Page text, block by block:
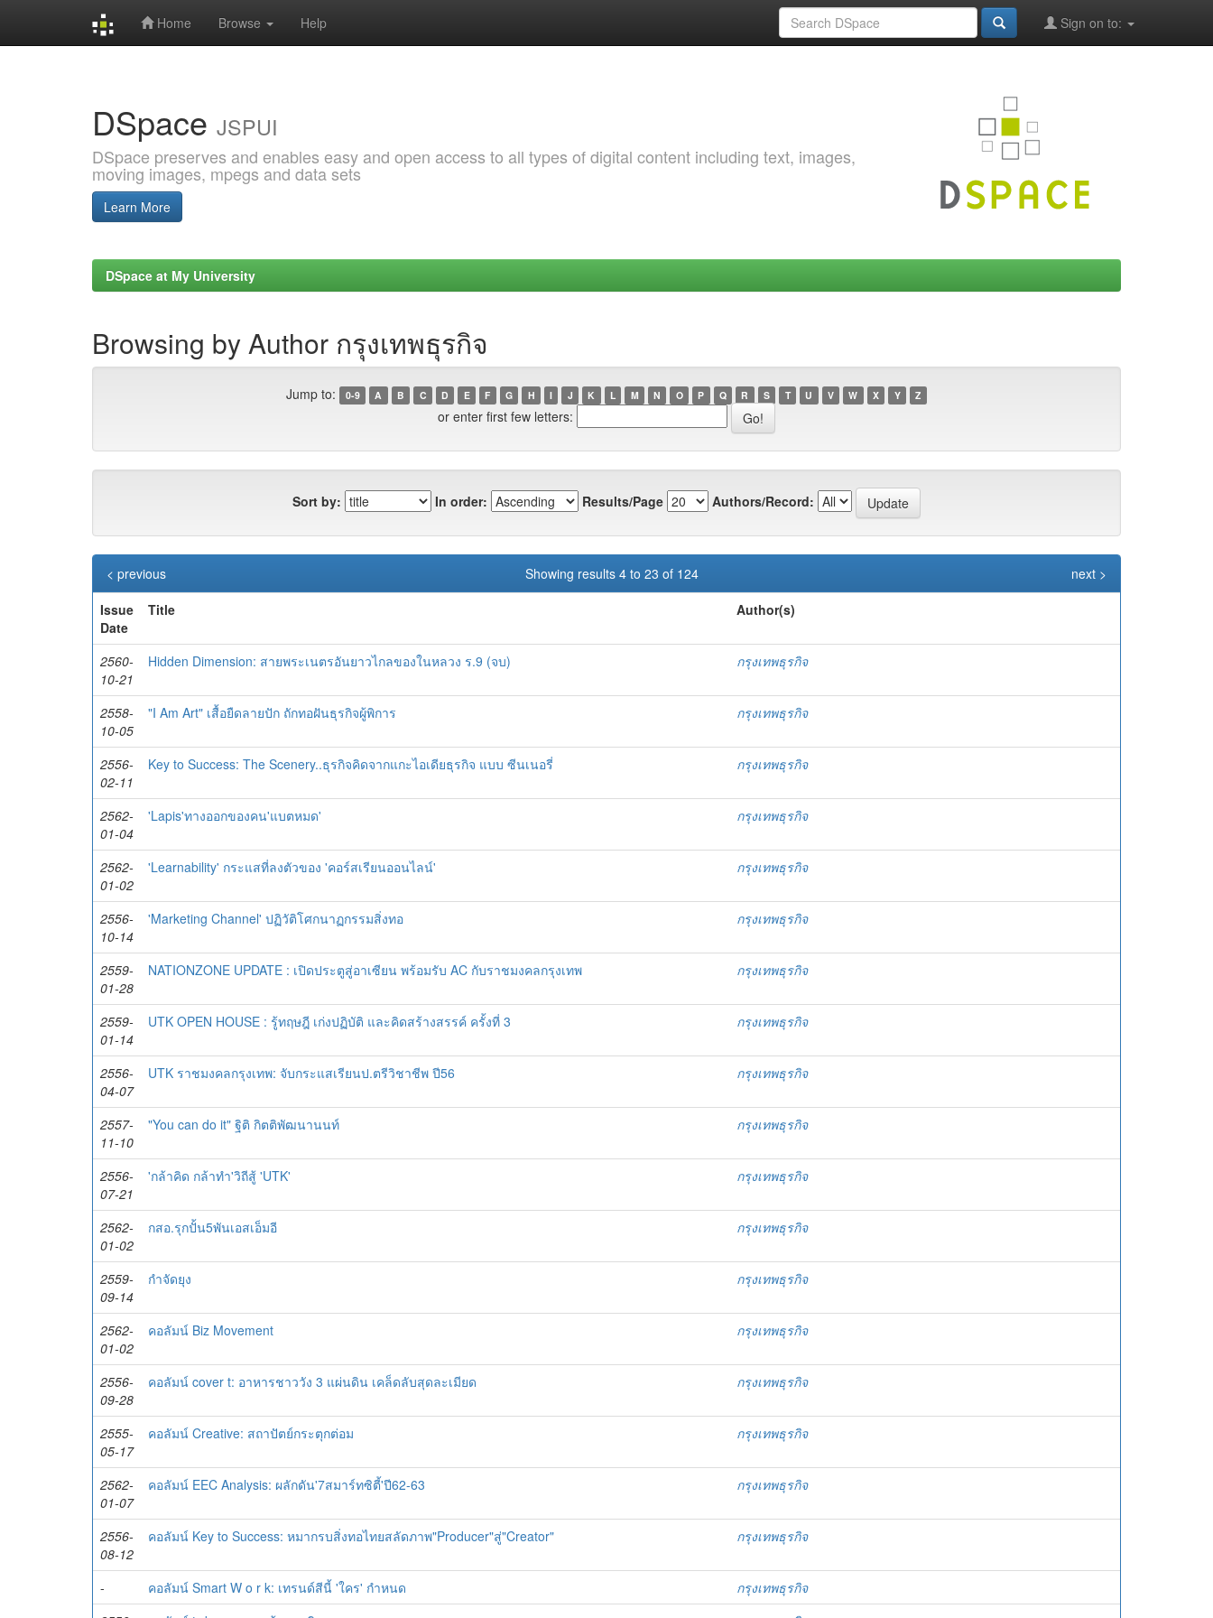
Home Browse Help Sign on to:
DSpace JSPUI
DSpace preserves and enables easy and open access to all types of digital content including text, images,
moving images, mpegs and data sets
Learn More
DSpace at My University
Browsing by Author กรุงเทพธุรกิจ
Jump to: 0-9 A B C D E F G H I J K L M N O P Q R S T U V W X Y Z
or enter first few letters:
Sort by: In order: Results/Page Authors/Record:
Showing results 4 to 23 of 124
< previous
next >
Issue
Date
Title Author(s)
2560-
10-21
Hidden Dimension: สายพระเนตรอันยาวไกลของในหลวง ร.9 (จบ) กรุงเทพธุรกิจ
2558-
10-05
"I Am Art" เสื้อยืดลายปัก ถักทอฝันธุรกิจผู้พิการ กรุงเทพธุรกิจ
2556-
02-11
Key to Success: The Scenery..ธุรกิจคิดจากแกะไอเดียธุรกิจ แบบ ซีนเนอรี่ กรุงเทพธุรกิจ
2562-
01-04
'Lapis'ทางออกของคน'แบตหมด' กรุงเทพธุรกิจ
2562-
01-02
'Learnability' กระแสที่ลงตัวของ 'คอร์สเรียนออนไลน์' กรุงเทพธุรกิจ
2556-
10-14
'Marketing Channel' ปฏิวัติโศกนาฏกรรมสิ่งทอ กรุงเทพธุรกิจ
2559-
01-28
NATIONZONE UPDATE : เปิดประตูสู่อาเซียน พร้อมรับ AC กับราชมงคลกรุงเทพ กรุงเทพธุรกิจ
2559-
01-14
UTK OPEN HOUSE : รู้ทฤษฎี เก่งปฏิบัติ และคิดสร้างสรรค์ ครั้งที่ 3 กรุงเทพธุรกิจ
2556-
04-07
UTK ราชมงคลกรุงเทพ: จับกระแสเรียนป.ตรีวิชาชีพ ปี56 กรุงเทพธุรกิจ
2557-
11-10
"You can do it" ฐิติ กิตติพัฒนานนท์ กรุงเทพธุรกิจ
2556-
07-21
'กล้าคิด กล้าทำ'วิถีสู้ 'UTK' กรุงเทพธุรกิจ
2562-
01-02
กสอ.รุกปั้น5พันเอสเอ็มอี กรุงเทพธุรกิจ
2559-
09-14
กำจัดยุง กรุงเทพธุรกิจ
2562-
01-02
คอลัมน์ Biz Movement กรุงเทพธุรกิจ
2556-
09-28
คอลัมน์ cover t: อาหารชาววัง 3 แผ่นดิน เคล็ดลับสุดละเมียด กรุงเทพธุรกิจ
2555-
05-17
คอลัมน์ Creative: สถาปัตย์กระตุกต่อม กรุงเทพธุรกิจ
2562-
01-07
คอลัมน์ EEC Analysis: ผลักดัน'7สมาร์ทซิตี้'ปี62-63 กรุงเทพธุรกิจ
2556-
08-12
คอลัมน์ Key to Success: หมากรบสิ่งทอไทยสลัดภาพ"Producer"สู่"Creator" กรุงเทพธุรกิจ
- คอลัมน์ Smart W o r k: เทรนด์สีนี้ 'ใคร' กำหนด
กรุงเทพธุรกิจ